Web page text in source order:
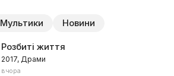
Мультики Новини
Розбиті життя
2017, Драми
вчора